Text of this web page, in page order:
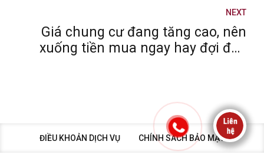
NEXT
Giá chung cư đang tăng cao, nên
xuống tiền mua ngay hay đợi đến
ĐIỀU KHOẢN DỊCH VỤ CHÍNH SÁCH BẢO MẬT